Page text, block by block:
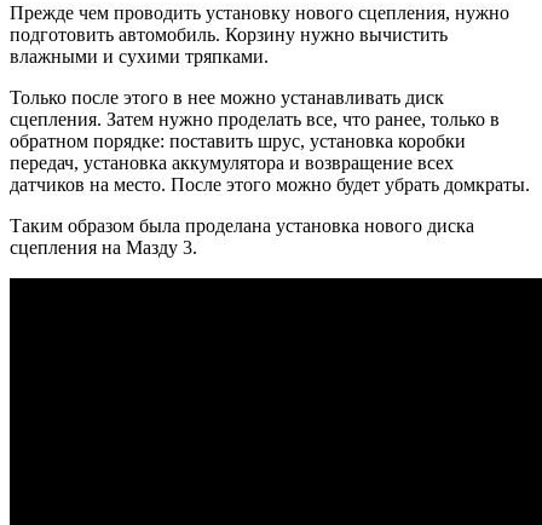
Прежде чем проводить установку нового сцепления, нужно
подготовить автомобиль. Корзину нужно вычистить
влажными и сухими тряпками.
Только после этого в нее можно устанавливать диск
сцепления. Затем нужно проделать все, что ранее, только в
обратном порядке: поставить шрус, установка коробки
передач, установка аккумулятора и возвращение всех
датчиков на место. После этого можно будет убрать домкраты.
Таким образом была проделана установка нового диска
сцепления на Мазду 3.